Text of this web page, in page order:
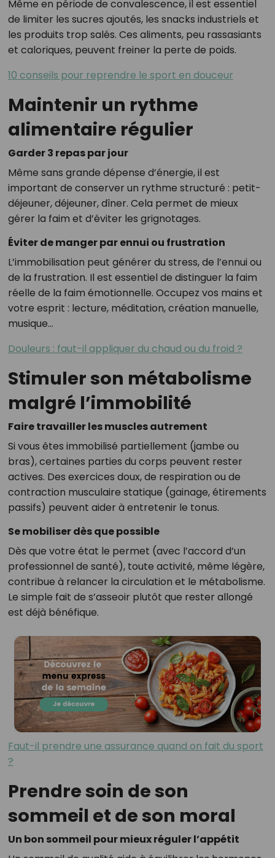
Même en période de convalescence, il est essentiel
de limiter les sucres ajoutés, les snacks industriels et
les produits trop salés. Ces aliments, peu rassasiants
et caloriques, peuvent freiner la perte de poids.
10 conseils pour reprendre le sport en douceur
Maintenir un rythme
alimentaire régulier
Garder 3 repas par jour
Même sans grande dépense d’énergie, il est
important de conserver un rythme structuré : petit-
déjeuner, déjeuner, dîner. Cela permet de mieux
gérer la faim et d’éviter les grignotages.
Éviter de manger par ennui ou frustration
L’immobilisation peut générer du stress, de l’ennui ou
de la frustration. Il est essentiel de distinguer la faim
réelle de la faim émotionnelle. Occupez vos mains et
votre esprit : lecture, méditation, création manuelle,
musique…
Douleurs : faut-il appliquer du chaud ou du froid ?
Stimuler son métabolisme
malgré l’immobilité
Faire travailler les muscles autrement
Si vous êtes immobilisé partiellement (jambe ou
bras), certaines parties du corps peuvent rester
actives. Des exercices doux, de respiration ou de
contraction musculaire statique (gainage, étirements
passifs) peuvent aider à entretenir le tonus.
Se mobiliser dès que possible
Dès que votre état le permet (avec l’accord d’un
professionnel de santé), toute activité, même légère,
contribue à relancer la circulation et le métabolisme.
Le simple fait de s’asseoir plutôt que rester allongé
est déjà bénéfique.
Faut-il prendre une assurance quand on fait du sport
?
Prendre soin de son
sommeil et de son moral
Un bon sommeil pour mieux réguler l’appétit